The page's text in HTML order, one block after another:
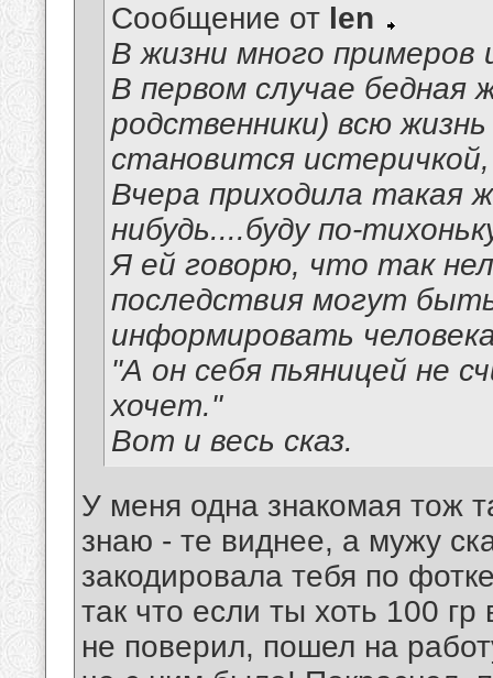
Сообщение от len
В жизни много примеров
В первом случае бедная
родственники) всю
становится
Вчера приходила такая
нибудь....буду по-
Я ей говорю, что так
последствия могут
информировать
"А он себя пьяницей не
хочет."
Вот и весь сказ.
У меня одна знакомая тож
знаю - те виднее, а мужу
закодировала тебя по
так что если ты хоть 100
не поверил, пошел на